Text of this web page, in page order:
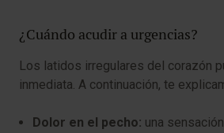
¿Cuándo acudir a urgencias?
Los latidos irregulares del corazón
inmediata. A continuación, te
Dolor en el pecho: una